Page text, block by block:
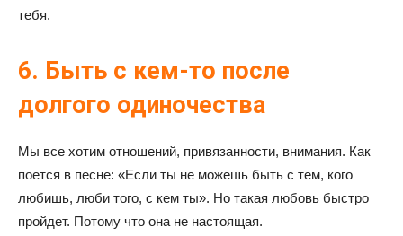
тебя.
6. Быть с кем-то после
долгого одиночества
Мы все хотим отношений, привязанности, внимания. Как
поется в песне: «Если ты не можешь быть с тем, кого
любишь, люби того, с кем ты». Но такая любовь быстро
пройдет. Потому что она не настоящая.